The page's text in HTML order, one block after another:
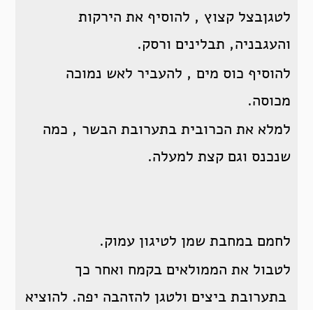
לטגןבצל קצוץ , להוסיף את הירקות
והעגבניה, תבלינים ורסק.
להוסיף כוס מים , להעביר לאש נמוכה
מכוסה.
למלא את הכרובית בתערובת הבשר , כמה
שנכנס וגם קצת למעלה.
לחמם במחבת שמן לטיגון עמוק.
לטבול את הממולאים בקמח ואחר כך
בתערובת ביצים ולטגן להזהבה יפה. להוציא